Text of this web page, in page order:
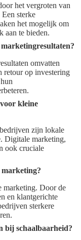
het vergroten van
sterke
het mogelijk om
aan te bieden.
omvatten
retour op investering
kleine
zijn lokale
Digitale marketing,
ook cruciale
marketing. Door de
en klantgerichte
sterkere
bij schaalbaarheid?